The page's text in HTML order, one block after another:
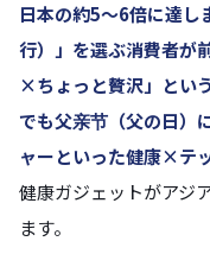
日本の約5〜6倍に達し
行）」を選ぶ消費者が
×ちょっと贅沢」とい
でも父亲节（父の日）
ャーといった健康×テ
健康ガジェットがアジ
ます。